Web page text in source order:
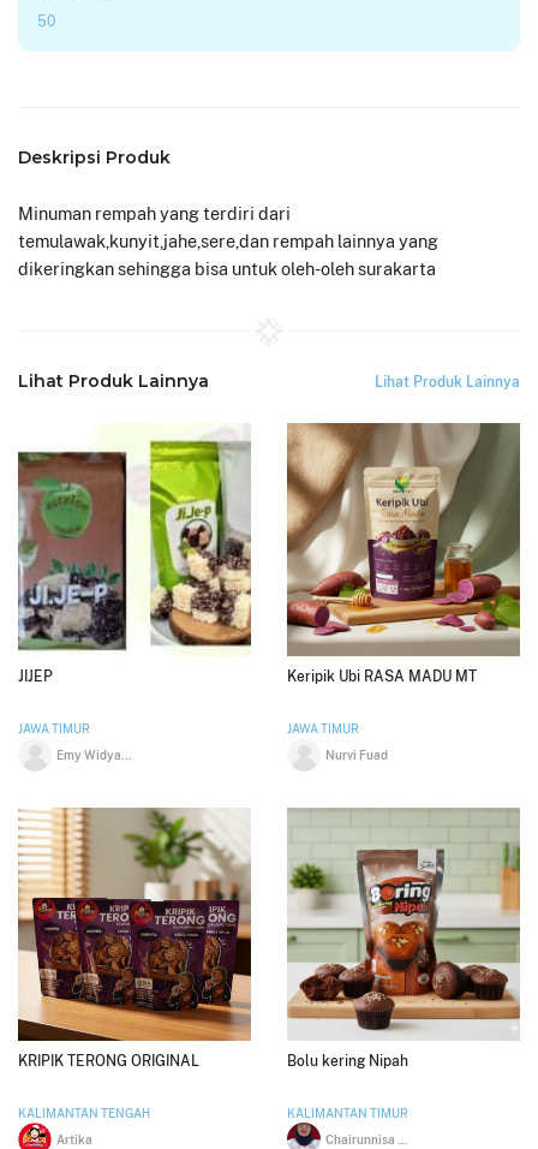
50
Deskripsi Produk
Minuman rempah yang terdiri dari
temulawak,kunyit,jahe,sere,dan rempah lainnya yang
dikeringkan sehingga bisa untuk oleh-oleh surakarta
Lihat Produk Lainnya Lihat Produk Lainnya
JIJEP
JAWA TIMUR
Keripik Ubi RASA MADU MT
JAWA TIMUR
Nurvi Fuad
KRIPIK TERONG ORIGINAL
KALIMANTAN TENGAH
Artika
Bolu kering Nipah
KALIMANTAN TIMUR